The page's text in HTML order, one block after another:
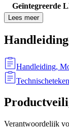
Geïntegreerde
Lees meer
Handleiding,
Verantwoordelijk